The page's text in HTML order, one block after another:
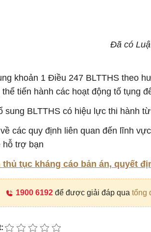
Đã có
khoản 1 Điều 247 BLTTHS theo
thể tiến hành các hoạt động tố tụng
sung BLTTHS có hiệu lực thi hành
các quy định liên quan đến lĩnh
hỗ trợ bạn
tục kháng cáo bản án, quyết
1900 6192để được giải đáp qua tổng